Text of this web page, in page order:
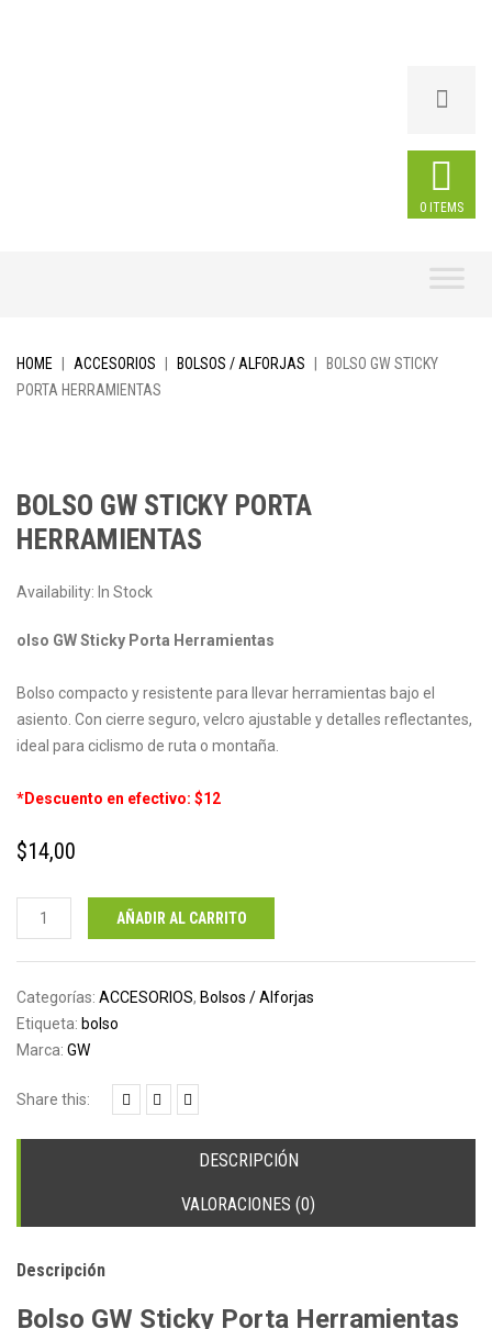
0 ITEMS
HOME ACCESORIOS BOLSOS / ALFORJAS
BOLSO GW STICKY
PORTA HERRAMIENTAS
BOLSO GW STICKY PORTA
HERRAMIENTAS
Availability: In Stock
olso GW Sticky Porta Herramientas
Bolso compacto y resistente para llevar herramientas bajo el
asiento. Con cierre seguro, velcro ajustable y detalles reflectantes,
ideal para ciclismo de ruta o montaña.
*Descuento en efectivo: $12
$14,00
Bolso
GW
Sticky
Porta
Herramientas
cantidad
AÑADIR AL CARRITO
Categorías: ACCESORIOS, Bolsos / Alforjas
Etiqueta: bolso
Marca: GW
Share this:
DESCRIPCIÓN
VALORACIONES (0)
Descripción
Bolso GW Sticky Porta Herramientas